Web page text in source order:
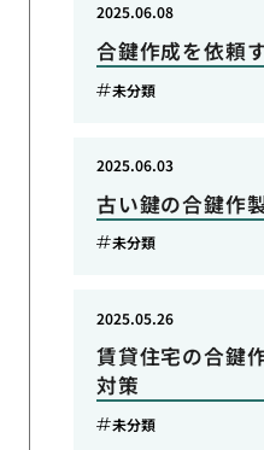
合鍵作成を依頼
2025.06.08
未分類
古い鍵の合鍵作
2025.06.03
未分類
賃貸住宅の合鍵
対策
2025.05.26
未分類